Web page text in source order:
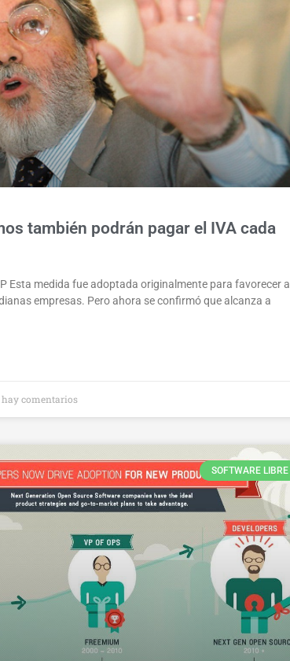
también podrán pagar el IVA cada
Esta medida fue adoptada originalmente para favorecer a
empresas. Pero ahora se confirmó que alcanza a
hay comentarios
SOFTWARE LIBRE